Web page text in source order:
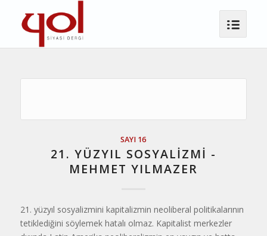
SAYI 16
21. YÜZYIL SOSYALIZMI -
MEHMET YILMAZER
21. yüzyıl sosyalizmini kapitalizmin neoliberal politikalarının
tetiklediğini söylemek hatalı olmaz. Kapitalist merkezler